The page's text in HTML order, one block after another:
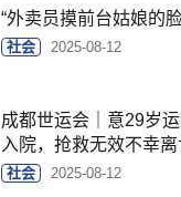
“外卖员摸前台姑娘的
社会 2025-08-12
成都世运会｜意29岁
入院，抢救无效不幸
社会 2025-08-12